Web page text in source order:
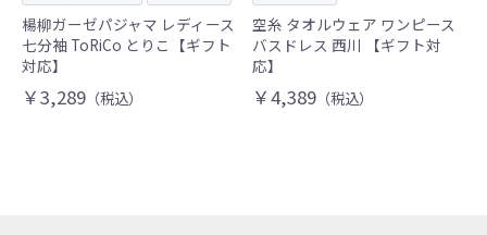
楊柳ガーゼパジャマ レディース
七分袖 ToRiCo とりこ【ギフト
対応】
￥3,289 （税込）
空糸 タオルウェア ワンピース
バスドレス 西川 【ギフト対
応】
￥4,389 （税込）